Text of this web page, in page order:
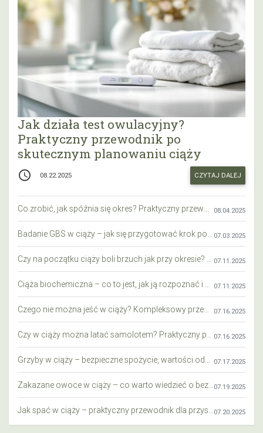
Jak działa test owulacyjny?
Praktyczny przewodnik po
skutecznym planowaniu ciąży
access_time 08.22.2025 CZYTAJ DALEJ
08.04.2025
07.03.2025
07.11.2025
07.11.2025
07.16.2025
07.16.2025
07.17.2025
07.19.2025
07.20.2025